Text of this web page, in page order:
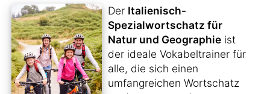
Der Italienisch-
Spezialwortschatz für
Natur und Geographie ist
der ideale Vokabeltrainer für
alle, die sich einen
umfangreichen Wortschatz